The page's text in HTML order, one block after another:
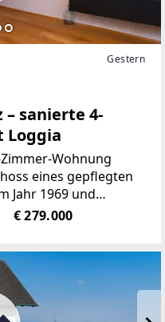
Gestern
– sanierte 4-
Loggia
Wohnung
eines gepflegten
Jahr 1969 und
ihre moderne
€ 279.000